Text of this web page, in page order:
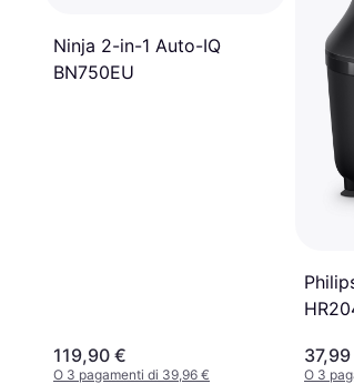
Ninja 2-in-1 Auto-IQ
BN750EU
119,90 €
O 3 pagamenti di 39,96 € O 3